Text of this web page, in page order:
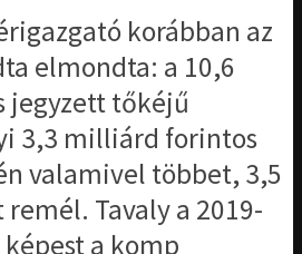
korábban az
elmondta: a 10,6
tőkéjű
3,3 milliárd forintos
valamivel többet, 3,5
Tavaly a 2019-
a komp